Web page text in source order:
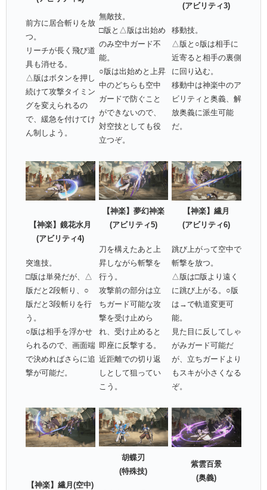
前方に居合斬りを放
つ。
リーチが長く飛び道
具も消せる。
△版はボタンを押し
続けて攻撃タイミン
グを変えられるの
で、緩急を付けてけ
ん制しよう。
無敵技。
□版と△版は出始め
のみ空中ガード不
能。
○版は出始めと上昇
中のどちらも空中
ガードで防ぐこと
ができないので、
対空技としても役
立つぞ。
(アビリティ3)
移動技。
△版と○版は相手に
近寄ると相手の裏側
に回り込む。
移動中は神楽中のア
ビリティと奥義、解
放奥義に派生可能
だ。
【神楽】鏡花水月
(アビリティ4)
突進技。
□版は単発だが、△
版だと2段斬り、○
版だと3段斬りを行
う。
○版は相手を浮かせ
られるので、画面端
で決めればさらに追
撃が可能だ。
【神楽】夢幻神楽
(アビリティ5)
刀を構えたあと上
昇しながら斬撃を
行う。
攻撃前の部分は立
ちガード可能な攻
撃を受け止めら
れ、受け止めると
即座に反撃する。
近距離での切り返
しとして狙ってい
こう。
【神楽】繊月
(アビリティ6)
跳び上がって空中で
斬撃を放つ。
△版は□版より遠く
に跳び上がる。○版
は→で軌道変更可
能。
見た目に反してしゃ
がみガード可能だ
が、立ちガードより
もスキが小さくなる
ぞ。
【神楽】繊月(空中)
胡蝶刃
(特殊技)
紫雲百景
(奥義)